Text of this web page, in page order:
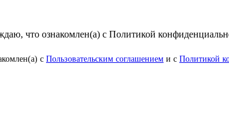
что ознакомлен(а) с Политикой
с Пользовательским соглашением и с Политикой